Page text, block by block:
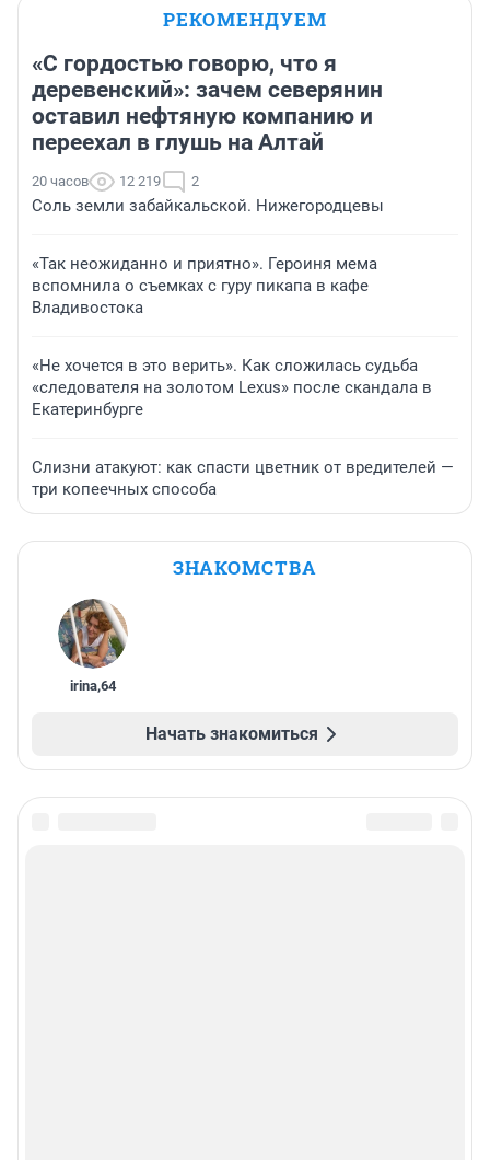
РЕКОМЕНДУЕМ
«С гордостью говорю, что я
деревенский»: зачем северянин
оставил нефтяную компанию и
переехал в глушь на Алтай
20 часов 12 219 2
Соль земли забайкальской. Нижегородцевы
«Так неожиданно и приятно». Героиня мема
вспомнила о съемках с гуру пикапа в кафе
Владивостока
«Не хочется в это верить». Как сложилась судьба
«следователя на золотом Lexus» после скандала в
Екатеринбурге
Слизни атакуют: как спасти цветник от вредителей —
три копеечных способа
ЗНАКОМСТВА
irina,64
Начать знакомиться